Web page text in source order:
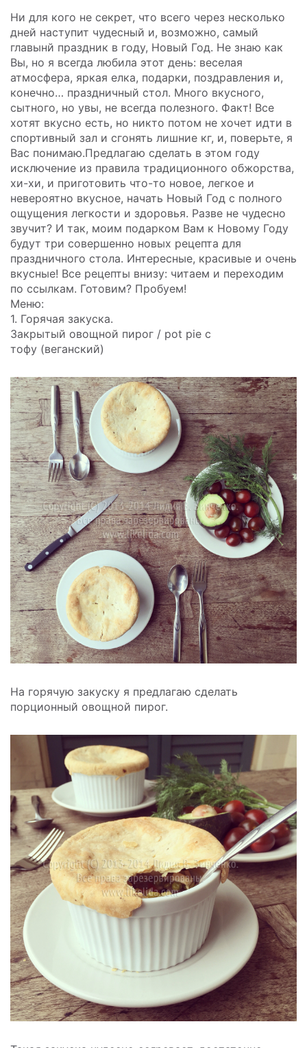
Ни для кого не секрет, что всего через несколько
дней наступит чудесный и, возможно, самый
главынй праздник в году, Новый Год. Не знаю как
Вы, но я всегда любила этот день: веселая
атмосфера, яркая елка, подарки, поздравления и,
конечно… праздничный стол. Много вкусного,
сытного, но увы, не всегда полезного. Факт! Все
хотят вкусно есть, но никто потом не хочет идти в
спортивный зал и сгонять лишние кг, и, поверьте, я
Вас понимаю.Предлагаю сделать в этом году
исключение из правила традиционного обжорства,
хи-хи, и приготовить что-то новое, легкое и
невероятно вкусное, начать Новый Год с полного
ощущения легкости и здоровья. Разве не чудесно
звучит? И так, моим подарком Вам к Новому Году
будут три совершенно новых рецепта для
праздничного стола. Интересные, красивые и очень
вкусные! Все рецепты внизу: читаем и переходим
по ссылкам. Готовим? Пробуем!
Меню:
1. Горячая закуска.
Закрытый овощной пирог / pot pie с
тофу (веганский)
На горячую закуску я предлагаю сделать
порционный овощной пирог.